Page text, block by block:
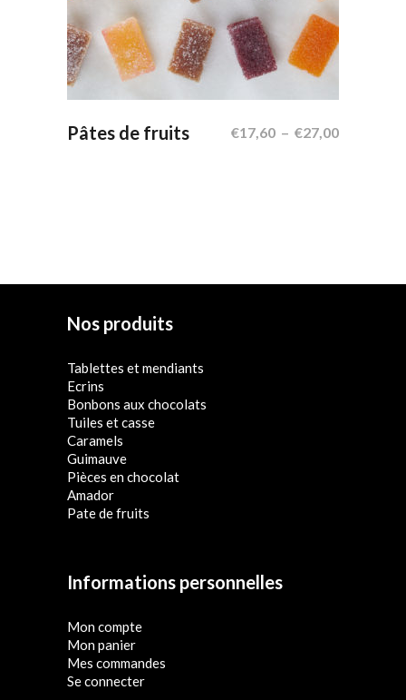
Choix Des Options
Ce
variations.
Pâtes de fruits €17,60 – €27,00Plage
Nos produits
Tablettes et mendiants
Ecrins
Bonbons aux chocolats
Tuiles et casse
Caramels
Guimauve
Pièces en chocolat
Amador
Pate de fruits
Informations personnelles
Mon compte
Mon panier
Mes commandes
Se connecter